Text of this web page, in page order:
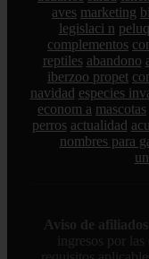
aves marketing
legislaci n
complementos
reptiles abandono
iberzoo propet
navidad especies
econom a mascotas
perros actualidad
nombres para
Aviso de afiliados
ingresos por